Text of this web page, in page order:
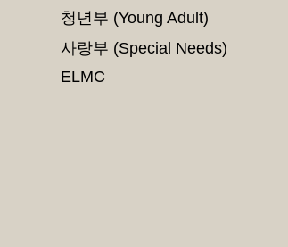
청년부 (Young Adult)
사랑부 (Special Needs)
ELMC